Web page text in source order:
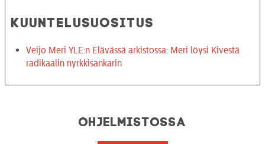
KUUNTELUSUOSITUS
Veijo Meri YLE:n Elävässä arkistossa: Meri löysi Kivestä
radikaalin nyrkkisankarin
Ohjelmistossa